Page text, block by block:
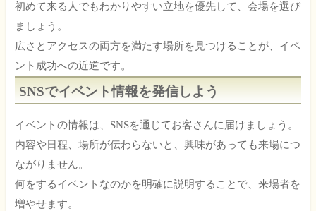
初めて来る人でもわかりやすい立地を優先して、会場を選び
ましょう。
広さとアクセスの両方を満たす場所を見つけることが、イベ
ント成功への近道です。
SNSでイベント情報を発信しよう
イベントの情報は、SNSを通じてお客さんに届けましょう。
内容や日程、場所が伝わらないと、興味があっても来場につ
ながりません。
何をするイベントなのかを明確に説明することで、来場者を
増やせます。